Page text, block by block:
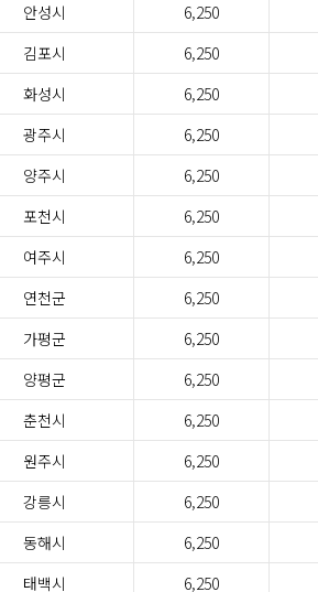
안성시 6,250
김포시 6,250
화성시 6,250
광주시 6,250
양주시 6,250
포천시 6,250
여주시 6,250
연천군 6,250
가평군 6,250
양평군 6,250
춘천시 6,250
원주시 6,250
강릉시 6,250
동해시 6,250
태백시 6,250